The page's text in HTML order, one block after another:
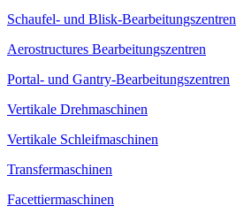
Schaufel- und Blisk-Bearbeitungszentren
Aerostructures Bearbeitungszentren
Portal- und Gantry-Bearbeitungszentren
Vertikale Drehmaschinen
Vertikale Schleifmaschinen
Transfermaschinen
Facettiermaschinen